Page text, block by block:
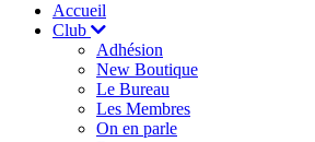
Accueil
Club
Adhésion
New Boutique
Le Bureau
Les Membres
On en parle